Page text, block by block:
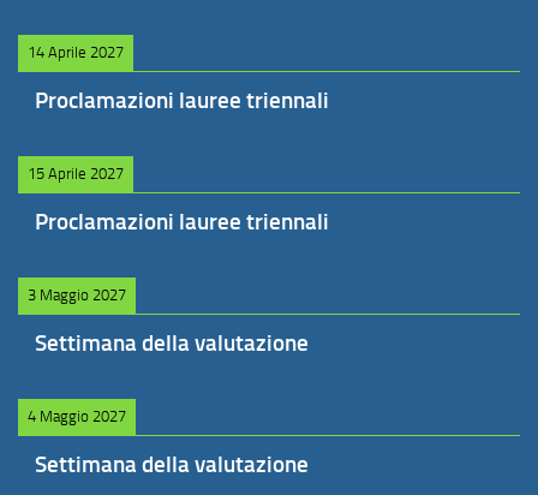
14 Aprile 2027
Proclamazioni lauree triennali
15 Aprile 2027
Proclamazioni lauree triennali
3 Maggio 2027
Settimana della valutazione
4 Maggio 2027
Settimana della valutazione